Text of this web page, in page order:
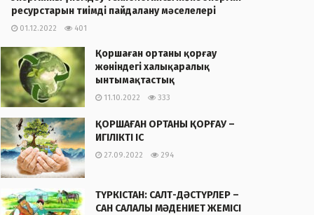
ресурстарын тиімді пайдалану мәселелері
01.12.2022 401
Қоршаған ортаны қорғау
жөніндегі халықаралық
ынтымақтастық
11.10.2022 333
ҚОРШАҒАН ОРТАНЫ ҚОРҒАУ –
ИГІЛІКТІ ІС
27.09.2022 294
ТҮРКІСТАН: САЛТ-ДӘСТҮРЛЕР –
САН САЛАЛЫ МӘДЕНИЕТ ЖЕМІСІ